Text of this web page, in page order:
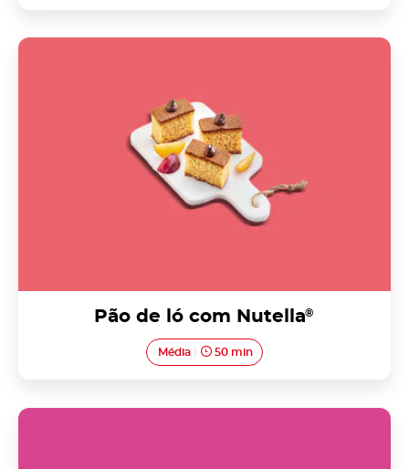
Pão de ló com Nutella®
Média 50 min